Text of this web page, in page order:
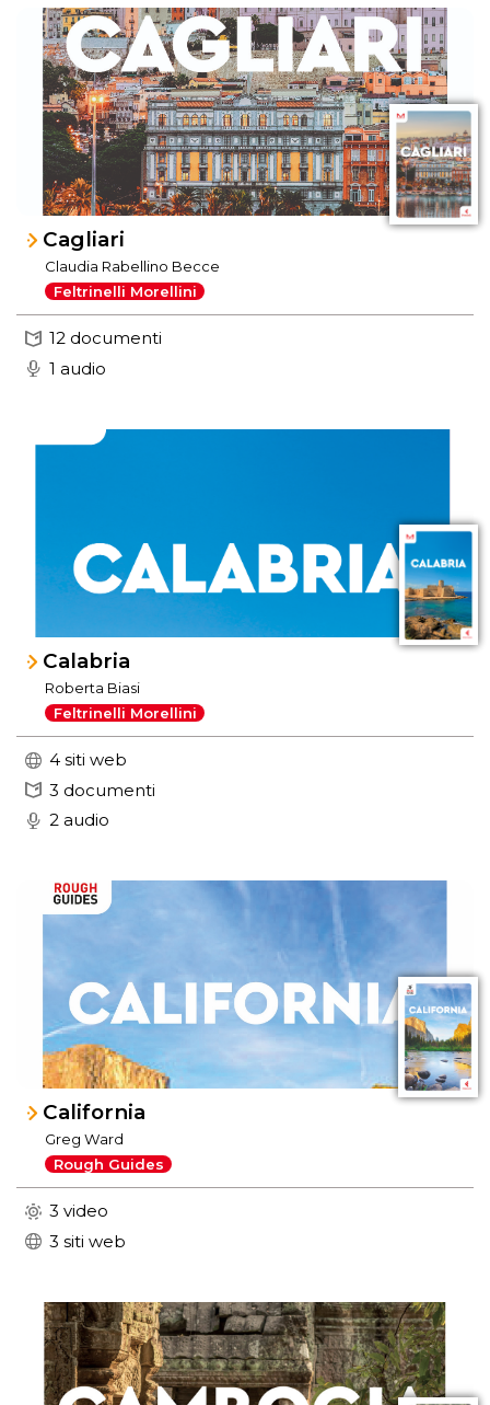
Cagliari
Claudia Rabellino Becce
Feltrinelli Morellini
12 documenti
1 audio
Calabria
Roberta Biasi
Feltrinelli Morellini
4 siti web
3 documenti
2 audio
California
Greg Ward
Rough Guides
3 video
3 siti web